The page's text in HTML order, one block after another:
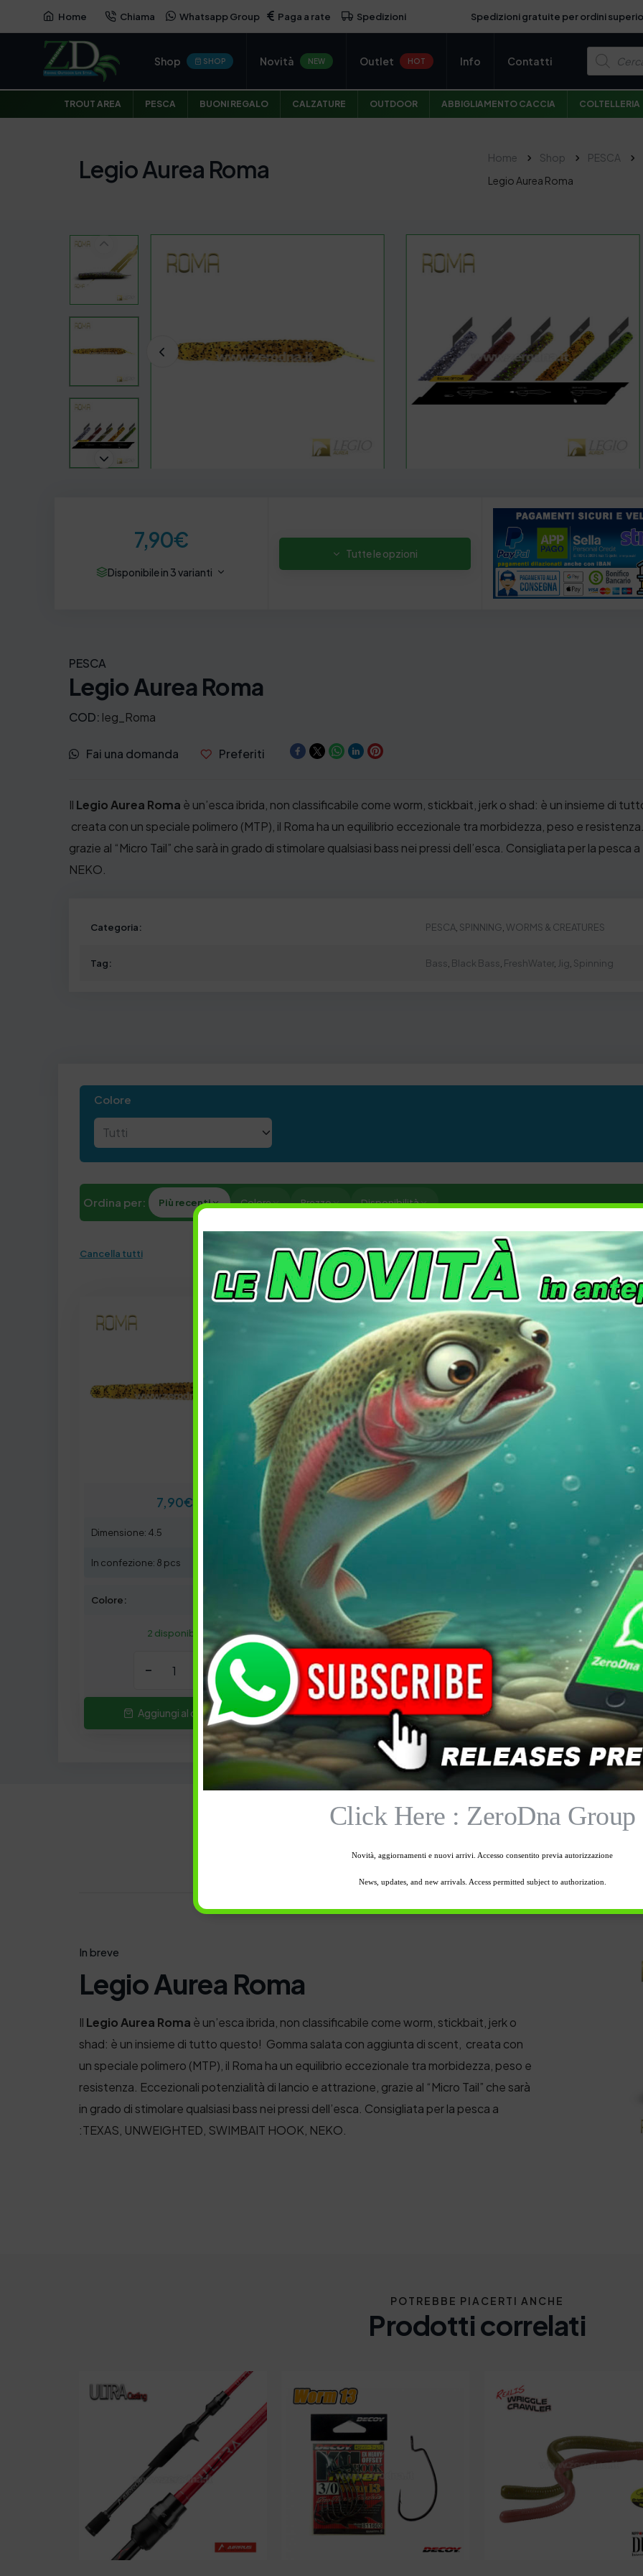
Home Chiama Whatsapp Group Paga a rate Spedizioni Spedizioni gratuite per ordini
Shop SHOP Novità NEW Outlet HOT Info Contatti
P
o
d
u
c
t
e
a
TROUT AREA PESCA BUONI REGALO CALZATURE OUTDOOR ABBIGLIAMENTO CACCIA COLTELLERIA
Legio Aurea Roma Home Shop PESCA
Legio Aurea Roma
7,90€
Disponibile in 3 varianti
Tutte le opzioni
PESCA
Legio Aurea Roma
COD: leg_Roma
Fai una domanda Preferiti
Il Legio Aurea Roma è un’esca ibrida, non classificabile come worm, stickbait, jerk o shad: è un insieme di
creata con un speciale polimero (MTP), il Roma ha un equilibrio eccezionale tra morbidezza, peso e
grazie al “Micro Tail” che sarà in grado di stimolare qualsiasi bass nei pressi dell’esca. Consigliata per la pesca a
NEKO.
Categoria: PESCA, SPINNING,WORMS & CREATURES
Tag: Bass, Black Bass, FreshWater, Jig, Spinning
Colore
Ordina per: Più recenti Colore Prezzo Disponibilità
Cancella tutti
7,90€
Dimensione: 4.5
In confezione: 8 pcs
Colore:
2 disponibili
- +
Aggiungi al carrello
7,90€
Dimensione: 4.5
In confezione: 8 pcs
3 disponibili
- +
Aggiungi al carrello
7,90
Dimensione: 4.5
3 disponibili
- +
Aggiungi al carrello
In breve
Legio Aurea Roma
Il Legio Aurea Roma è un’esca ibrida, non classificabile come worm, stickbait, jerk o
shad: è un insieme di tutto questo! Gomma salata con aggiunta di scent, creata con
un speciale polimero (MTP), il Roma ha un equilibrio eccezionale tra morbidezza, peso e
resistenza. Eccezionali potenzialità di lancio e attrazione, grazie al “Micro Tail” che sarà
in grado di stimolare qualsiasi bass nei pressi dell’esca. Consigliata per la pesca a
:TEXAS, UNWEIGHTED, SWIMBAIT HOOK, NEKO.
POTREBBE PIACERTI ANCHE
Prodotti correlati
Click Here : ZeroDna Group
Novità, aggiornamenti e nuovi arrivi. Accesso consentito previa autorizzazione
News, updates, and new arrivals. Access permitted subject to authorization.